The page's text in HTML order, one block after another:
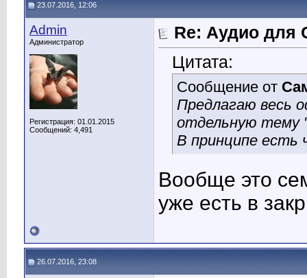
23.07.2016, 12:06
Admin
Администратор
Регистрация: 01.01.2015
Сообщений: 4,491
Re: Аудио для
Цитата:
Сообщение от
Предлагаю весь
отдельную тему
В принципе есть
Вообще это
уже есть в
26.07.2016, 23:08